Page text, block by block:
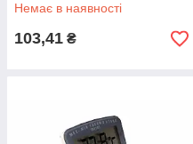
Немає в наявності
103,41 ₴